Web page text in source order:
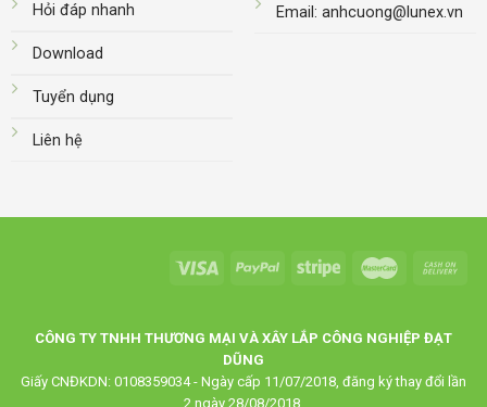
Hỏi đáp nhanh
Download
Tuyển dụng
Liên hệ
Email: anhcuong@lunex.vn
CÔNG TY TNHH THƯƠNG MẠI VÀ XÂY LẮP CÔNG NGHIỆP ĐẠT
DŨNG
Giấy CNĐKDN: 0108359034 - Ngày cấp 11/07/2018, đăng ký thay đổi lần
2 ngày 28/08/2018.